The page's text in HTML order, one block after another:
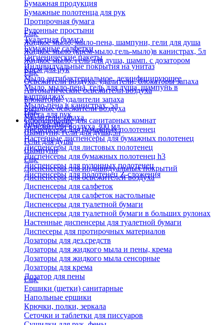
Бумажная продукция
Бумажные полотенца для рук
Протирочная бумага
Рулонные простыни
Туалетная бумага
Бумажные салфетки
Гигиенические пакеты
Индивидуальные покрытия на унитаз
Еще
Жидкое мыло, мыло-пена, шампуни, гели для душа
Жидкое мыло (крем-мыло,гель-мыло)в канистрах, 5л
Жидкое мыло, гель для душа, шамп. с дозатором
Крем для рук
Мыло антибактериальное, дезинфицирующее
Мыло, мыло-пена, гель для душа, шампунь в
картриджах
Мыло-пена в канистрах, 5л
Паста для рук
Твердое мыло
Шампуни, гели для душа,5л
Гели для душа
Шампуни
Еще
Освежители воздуха, удалители, блокаторы запаха
Автоматические освежители воздуха
Блокаторы, удалители запаха
Бытовые освежители воздуха
Удалители запаха
Освежители воздуха 300 мл
Еще
Оборудование для санитарных комнат
Диспенсеры для бумажных полотенец
Настенные диспенсеры для бумажных полотенец
Диспенсеры для листовых полотенец
Диспенсеры для бумажных полотенец h3
Диспенсеры для рулонных полотенец
Диспенсеры для полотенец Z-сложения
Еще
Диспенсеры для индивидуальных покрытий
Диспенсеры для освежителей воздуха
Диспенсеры для салфеток
Диспенсеры для салфеток настольные
Диспенсеры для туалетной бумаги
Диспенсеры для туалетной бумаги в больших рулонах
Настенные диспенсеры для туалетной бумаги
Диспесеры для протирочных материалов
Дозаторы для дез.средств
Дозаторы для жидкого мыла и пены, крема
Дозаторы для жидкого мыла сенсорные
Дозаторы для крема
Дозатор для пены
Еще
Ершики (щетки) санитарные
Напольные ершики
Крючки, полки, зеркала
Сеточки и таблетки для писсуаров